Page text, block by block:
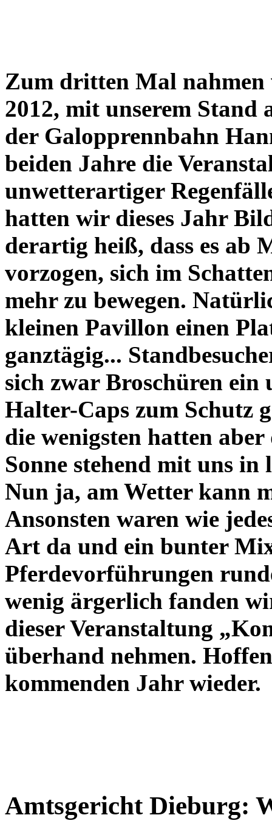
Zum dritten Mal nahmen
2012, mit unserem
der Galopprennbahn
beiden Jahre die
unwetterartiger
hatten wir dieses Jahr
derartig heiß, dass es ab
vorzogen, sich im
mehr zu bewegen.
kleinen Pavillon einen
ganztägig...
sich zwar Broschüren
Halter-Caps zum Schutz
die wenigsten hatten
Sonne stehend mit uns in
Nun ja, am Wetter kann
Ansonsten waren wie
Art da und ein bunter
Pferdevorführungen
wenig ärgerlich fanden
dieser Veranstaltung
überhand nehmen.
kommenden Jahr wieder.
Amtsgericht Dieburg: